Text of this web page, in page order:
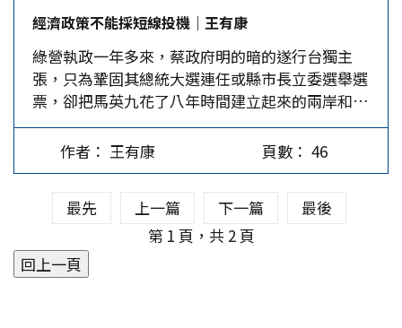
南美洲國家。經濟變遷成長的成果，必須通過政府
這隻「看得見的手」進行分配，再用於消費與投
資。分配結果不會人人滿意，得意者繼續努力生產
建設，失意者伺機搗亂破壞。如果社會共識（思
潮）比較一致，那麼建設力量就會大於破壞力量，
否則，社會撕裂狀況就會出現。…
經濟政策不能採短線投機｜王有康
綠營執政一年多來，蔡政府明的暗的遂行台獨主
張，只為鞏固其總統大選連任或縣市長立委選舉選
票，卻把馬英九花了八年時間建立起來的兩岸和平
礎石沖毀殆盡，大陸堅持的和平統一主張，也因蔡
政府的作為，出現武統的聲浪。 人民要的是經濟
改善，生活安樂，不是鏡花水月的政治空頭支票。
台灣這些年平均每兩年就經歷一次選舉與政黨惡
鬥，2,300萬人民早已厭倦了政治騙術，而且，當
前多數政治人物只為其連任，鞏固權力大位，無心
把台灣經濟搞好。現今已經是AI人工智慧大數據互
聯網時代了，今年6月，可行駛於公路的無軌地上
作者： 王有康 頁數： 46
最先 上一篇 下一篇
最後
第 1 頁，共 2 頁